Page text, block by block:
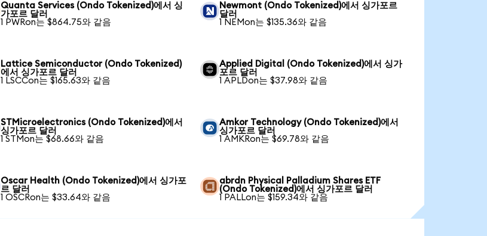
Quanta Services (Ondo Tokenized)에서 싱
가포르 달러
1 PWRon는 $864.75와 같음
Newmont (Ondo Tokenized)에서 싱가포르
달러
1 NEMon는 $135.36와 같음
Lattice Semiconductor (Ondo Tokenized)
에서 싱가포르 달러
1 LSCCon는 $165.63와 같음
Applied Digital (Ondo Tokenized)에서 싱가
포르 달러
1 APLDon는 $37.98와 같음
STMicroelectronics (Ondo Tokenized)에서
싱가포르 달러
1 STMon는 $68.66와 같음
Amkor Technology (Ondo Tokenized)에서
싱가포르 달러
1 AMKRon는 $69.78와 같음
Oscar Health (Ondo Tokenized)에서 싱가포
르 달러
1 OSCRon는 $33.64와 같음
abrdn Physical Palladium Shares ETF
(Ondo Tokenized)에서 싱가포르 달러
1 PALLon는 $159.34와 같음